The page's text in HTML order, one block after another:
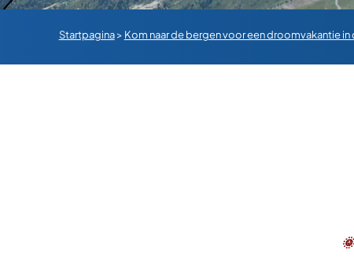
Startpagina> Kom naar de bergen voor een droomvakantie in